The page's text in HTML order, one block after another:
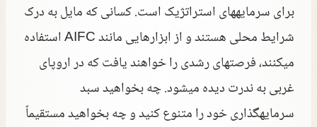
برای سرمایههای استراتژیک است. کسانی که مایل به درک
شرایط محلی هستند و از ابزارهایی مانند AIFC استفاده
میکنند، فرصتهای رشدی را خواهند یافت که در اروپای
غربی به ندرت دیده میشود. چه بخواهید سبد
سرمایهگذاری خود را متنوع کنید و چه بخواهید مستقیماً